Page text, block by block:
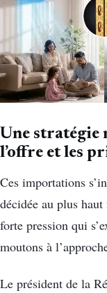
Une stratégie
l’offre et les
Ces importations
décidée au plus
forte pression qui
moutons à
Le président de la